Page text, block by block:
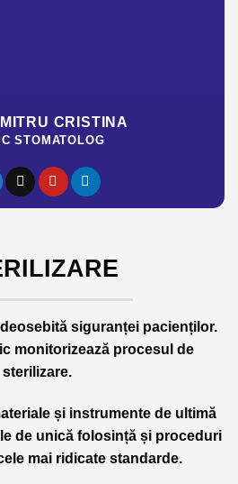
CRISTINA
STOMATOLOG
siguranței pacienților.
monitorizează procesul de
sterilizare.
și instrumente de ultimă
de unică folosință și proceduri
mai ridicate standarde.